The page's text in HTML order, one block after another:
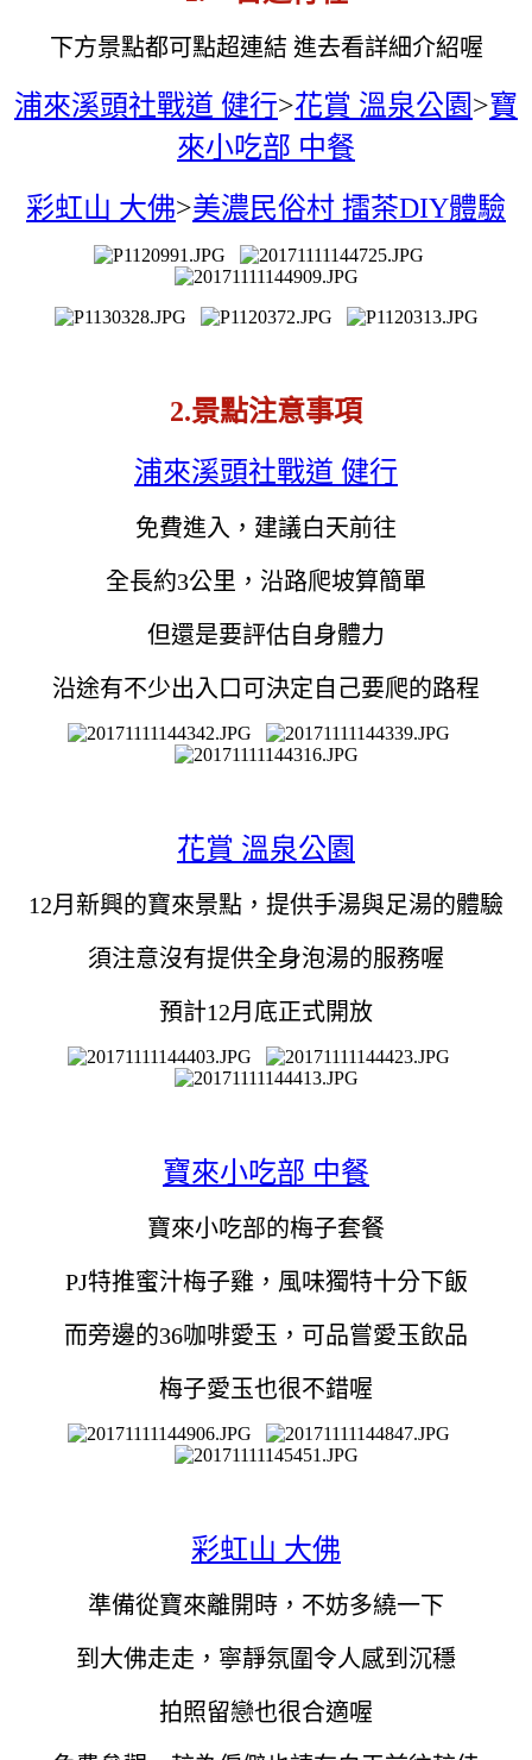
下方景點都可點超連結 進去看詳細介紹喔
浦來溪頭社戰道 健行>花賞 溫泉公園 >寶
來小吃部 中餐
彩虹山 大佛>美濃民俗村 擂茶DIY體驗
2.景點注意事項
浦來溪頭社戰道 健行
免費進入，建議白天前往
全長約3公里，沿路爬坡算簡單
但還是要評估自身體力
沿途有不少出入口可決定自己要爬的路程
花賞 溫泉公園
12月新興的寶來景點， 提供手湯與足湯的體驗
須注意沒有提供全身泡湯的服務喔
預計12月底正式開放
寶來小吃部 中餐
寶來小吃部的梅子套餐
PJ特推蜜汁梅子雞，風味獨特十分下飯
而旁邊的36咖啡愛玉，可品嘗愛玉飲品
梅子愛玉也很不錯喔
彩虹山 大佛
準備從寶來離開時，不妨多繞一下
到大佛走走，寧靜氛圍令人感到沉穩
拍照留戀也很合適喔